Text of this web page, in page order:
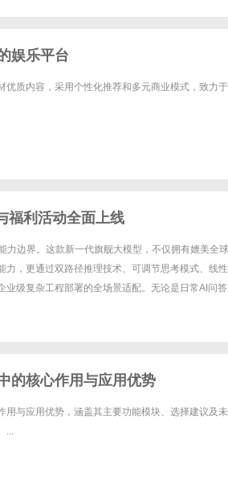
娱乐平台
质内容，采用个性化推荐和多元商业模式，致力
福利活动全面上线
力边界。这款新一代旗舰大模型，不仅拥有媲美全
力，更通过双路径推理技术、可调节思考模式、线
级复杂工程部署的全场景适配。无论是日常AI问答
的核心作用与应用优势
与应用优势，涵盖其主要功能模块、选择建议及
...